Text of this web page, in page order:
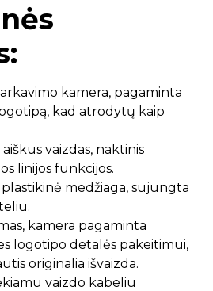
kamera, pagaminta
kad atrodytų kaip
vaizdas, naktinis
linijos funkcijos.
medžiaga, sujungta
kamera pagaminta
logotipo detalės pakeitimui,
originalia išvaizda.
vaizdo kabeliu